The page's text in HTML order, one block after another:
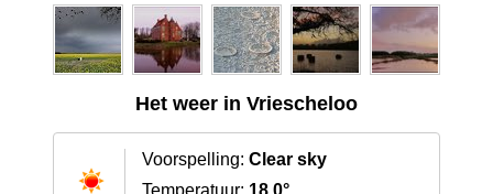
Het weer in Vriescheloo
Voorspelling: Clear sky